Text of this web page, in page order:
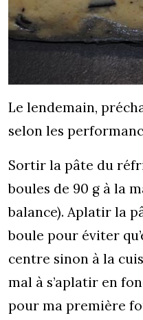
Le lendemain,
selon les
Sortir la pâte du
boules de 90 g à la
balance). Aplatir la
boule pour éviter
centre sinon à la
mal à s’aplatir en
pour ma première